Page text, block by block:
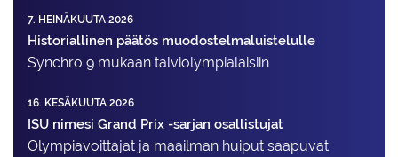
7. HEINÄKUUTA 2026
Historiallinen päätös muodostelmaluistelulle
Synchro 9 mukaan talviolympialaisiin
16. KESÄKUUTA 2026
ISU nimesi Grand Prix -sarjan osallistujat
Olympiavoittajat ja maailman huiput saapuvat